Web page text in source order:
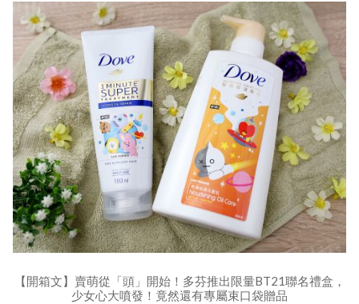
【開箱文】賣萌從「頭」開始！多芬推出限量BT21聯名禮盒，
少女心大噴發！竟然還有專屬束口袋贈品